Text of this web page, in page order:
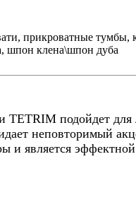
прикроватные тумбы,
шпон клена\шпон дуба
подойдет
неповторимый
и является